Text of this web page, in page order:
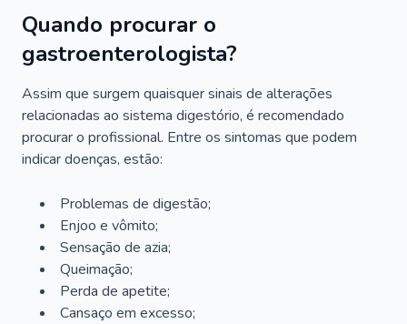
Quando procurar o
gastroenterologista?
Assim que surgem quaisquer sinais de alterações
relacionadas ao sistema digestório, é recomendado
procurar o profissional. Entre os sintomas que podem
indicar doenças, estão:
Problemas de digestão;
Enjoo e vômito;
Sensação de azia;
Queimação;
Perda de apetite;
Cansaço em excesso;